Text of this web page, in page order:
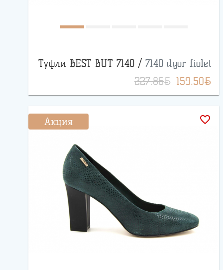
Туфли BEST BUT 7140 / 7140 dyor fiolet
227.86BYN 159.50BYN
Акция favorite_border